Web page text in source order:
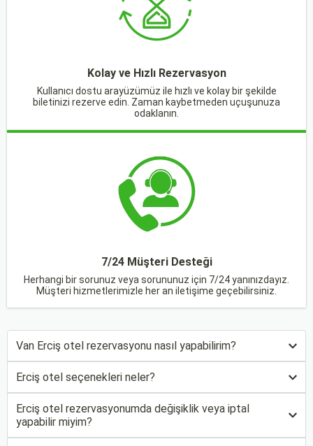
Kolay ve Hızlı Rezervasyon
Kullanıcı dostu arayüzümüz ile hızlı ve kolay bir şekilde
biletinizi rezerve edin. Zaman kaybetmeden uçuşunuza
odaklanın.
7/24 Müşteri Desteği
Herhangi bir sorunuz veya sorununuz için 7/24 yanınızdayız.
Müşteri hizmetlerimizle her an iletişime geçebilirsiniz.
Van Erciş otel rezervasyonu nasıl yapabilirim?
Erciş otel seçenekleri neler?
Erciş otel rezervasyonumda değişiklik veya iptal
yapabilir miyim?